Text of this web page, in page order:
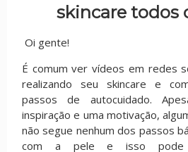
skincare todos
Oi gente!
É comum ver vídeos em redes
realizando seu skincare e
passos de autocuidado.
inspiração e uma motivação,
não segue nenhum dos passos
com a pele e isso pode